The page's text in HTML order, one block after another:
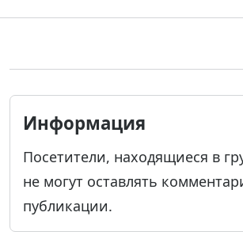
Информация
Посетители, находящиеся в
не могут оставлять
публикации.